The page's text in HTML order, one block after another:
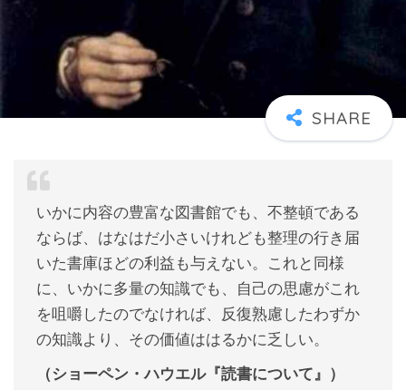
いかに内容の豊富な図書館でも、不整頓である
ならば、はなはだ小さいけれども整理の行き届
いた書庫ほどの利益も与えない。これと同様
に、いかに多量の知識でも、自己の思慮がこれ
を咀嚼したのでなければ、反復熟慮したわずか
の知識より、その価値ははるかに乏しい。
（ショーペン・ハウエル『読書について』）